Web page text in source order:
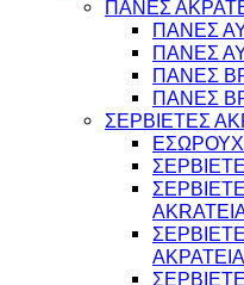
ΠΑΝΕΣ
ΠΑΝΕΣ
ΠΑΝΕΣ
ΠΑΝΕΣ
ΠΑΝΕΣ
ΣΕΡΒΙΕΤΕΣ
ΑΚΡΑΤΕΙΑ